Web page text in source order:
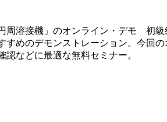
周溶接機」のオンライン・デモ 初級
めのデモンストレーション。今回
などに最適な無料セミナー。